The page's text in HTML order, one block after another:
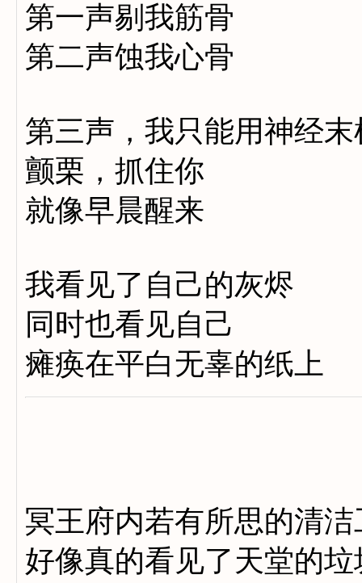
第一声剔我筋骨
第二声蚀我心骨
第三声，我只能用神经末
颤栗，抓住你
就像早晨醒来
我看见了自己的灰烬
同时也看见自己
瘫痪在平白无辜的纸上
冥王府内若有所思的清洁
好像真的看见了天堂的垃